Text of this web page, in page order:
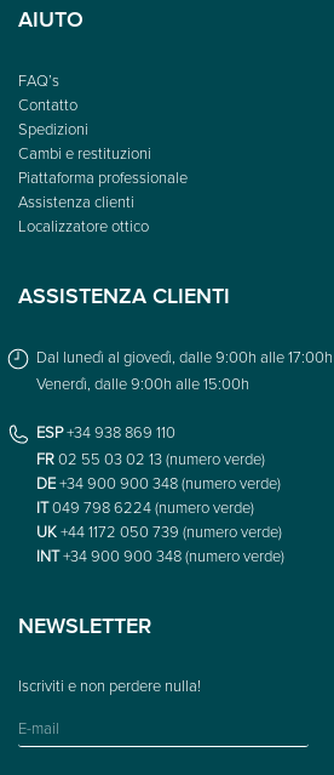
AIUTO
FAQ’s
Contatto
Spedizioni
Cambi e restituzioni
Piattaforma professionale
Assistenza clienti
Localizzatore ottico
ASSISTENZA CLIENTI
Dal lunedì al giovedì, dalle 9:00h alle 17:00h
Venerdì, dalle 9:00h alle 15:00h
ESP+34 938 869 110
FR02 55 03 02 13 (numero verde)
DE+34 900 900 348 (numero verde)
IT049 798 6224 (numero verde)
UK+44 1172 050 739 (numero verde)
INT+34 900 900 348 (numero verde)
NEWSLETTER